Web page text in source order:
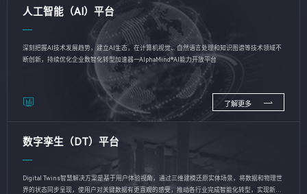
人工智能（AI）平台
深刻把握AI技术发展趋势，建立AI生态，在计算机视觉、自然语言处理和知识图谱等技术领域不
断创新，持续优化企业数智化转型加速器—AlphaMind®AI能力开放平台
了解更多
数字孪生（DT）平台
Digital Twins智慧解决方案是基于用户体验视角，通过三维建模还原实体场景，将数据和物理世
界的状态同步呈现，使用户对关键数据有更直观的感受，推动各行业完成智能化转型，实现新旧